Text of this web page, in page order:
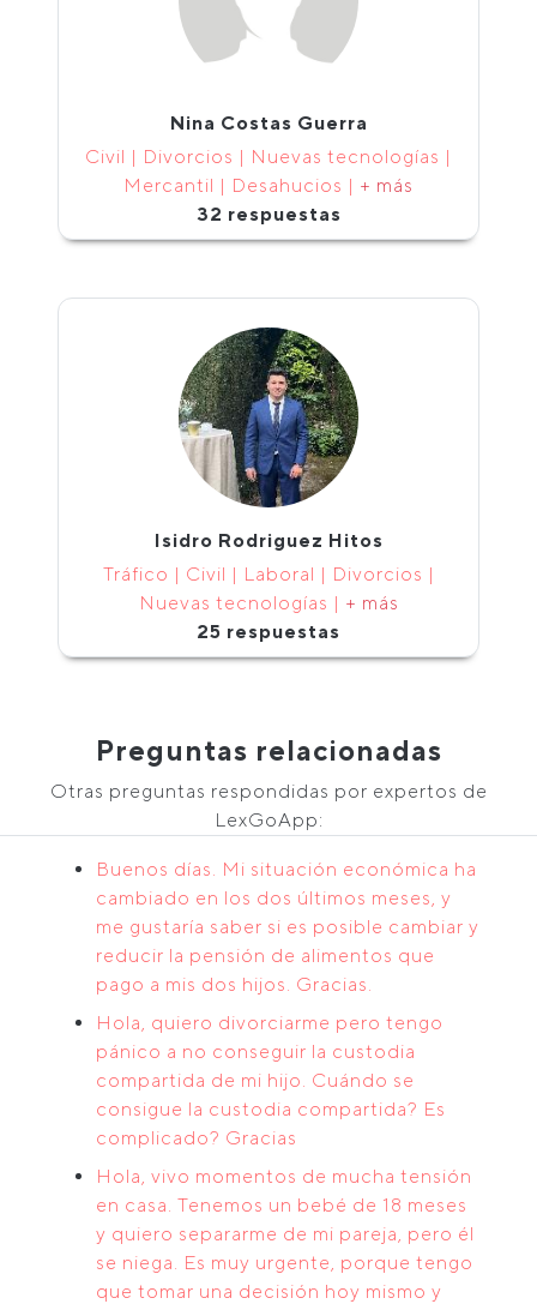
Nina Costas Guerra
Civil | Divorcios | Nuevas tecnologías |
Mercantil | Desahucios | + más
32 respuestas
Isidro Rodriguez Hitos
Tráfico | Civil | Laboral | Divorcios |
Nuevas tecnologías | + más
25 respuestas
Preguntas relacionadas
Otras preguntas respondidas por expertos de
LexGoApp:
Buenos días. Mi situación económica ha
cambiado en los dos últimos meses, y
me gustaría saber si es posible cambiar y
reducir la pensión de alimentos que
pago a mis dos hijos. Gracias.
Hola, quiero divorciarme pero tengo
pánico a no conseguir la custodia
compartida de mi hijo. Cuándo se
consigue la custodia compartida? Es
complicado? Gracias
Hola, vivo momentos de mucha tensión
en casa. Tenemos un bebé de 18 meses
y quiero separarme de mi pareja, pero él
se niega. Es muy urgente, porque tengo
que tomar una decisión hoy mismo y